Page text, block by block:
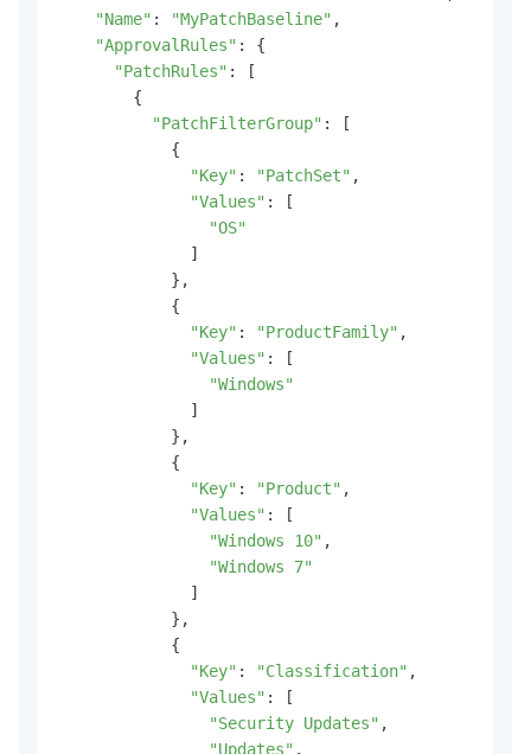
"Name" : "MyPatchBaseline" ,
"ApprovalRules" : {
"PatchRules" : [
        {
"PatchFilterGroup" : [
            {
"Key" : "PatchSet" ,
"Values" : [
"OS"
              ]
            },
            {
"Key" : "ProductFamily" ,
"Values" : [
"Windows"
              ]
            },
            {
"Key" : "Product" ,
"Values" : [
"Windows 10" ,
"Windows 7"
              ]
            },
            {
"Key" : "Classification" ,
"Values" : [
"Security Updates" ,
"Updates" ,